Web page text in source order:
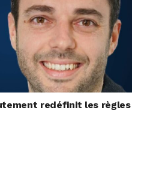
redéfinit les règles